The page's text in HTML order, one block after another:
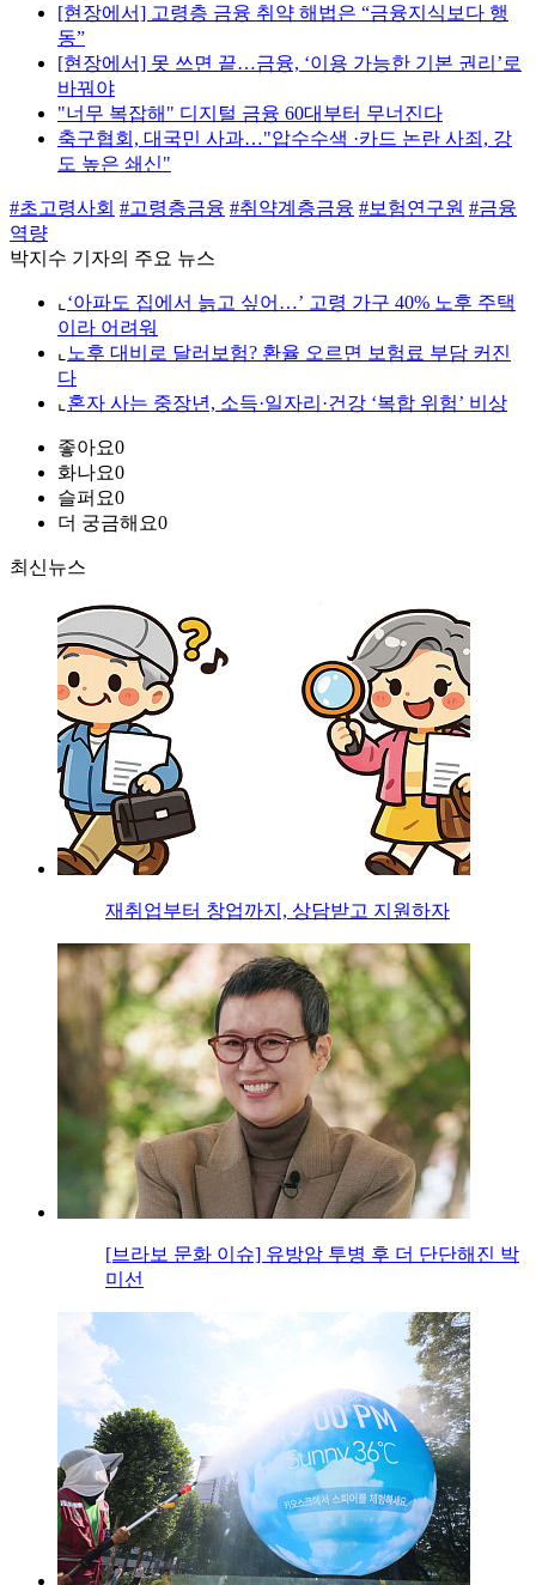
[현장에서] 고령층 금융 취약 해법은 “금융지식보다 행
동”
[현장에서] 못 쓰면 끝…금융, ‘이용 가능한 기본 권리’로
바꿔야
"너무 복잡해" 디지털 금융 60대부터 무너진다
축구협회, 대국민 사과…"압수수색 ·카드 논란 사죄, 강
도 높은 쇄신"
#초고령사회 #고령층금융 #취약계층금융 #보험연구원 #금융
역량
박지수 기자의 주요 뉴스
⌞ ‘아파도 집에서 늙고 싶어…’ 고령 가구 40% 노후 주택
이라 어려워
⌞ 노후 대비로 달러보험? 환율 오르면 보험료 부담 커진
다
⌞ 혼자 사는 중장년, 소득·일자리·건강 ‘복합 위험’ 비상
좋아요0
화나요0
슬퍼요0
더 궁금해요0
최신뉴스
재취업부터 창업까지, 상담받고 지원하자
[브라보 문화 이슈] 유방암 투병 후 더 단단해진 박
미선